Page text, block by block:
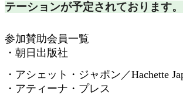
テーションが予定されております。
参加賛助会員一覧
・朝日出版社
・アシェット・ジャポン／Hachette
・アティーナ・プレス